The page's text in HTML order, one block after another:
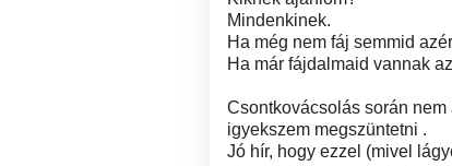
Mindenkinek.
Ha még nem fáj semmid
Ha már fájdalmaid vannak
Csontkovácsolás során
igyekszem megszüntetni .
Jó hír, hogy ezzel (mivel